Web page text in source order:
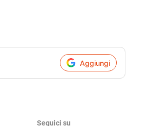
Aggiungi
Seguici su